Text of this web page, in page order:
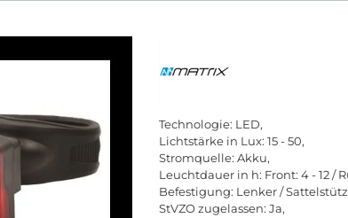
Technologie: LED,
Lichtstärke in Lux: 15 - 50,
Stromquelle: Akku,
Leuchtdauer in h: Front: 4 - 12 /
Befestigung: Lenker /
StVZO zugelassen: Ja,